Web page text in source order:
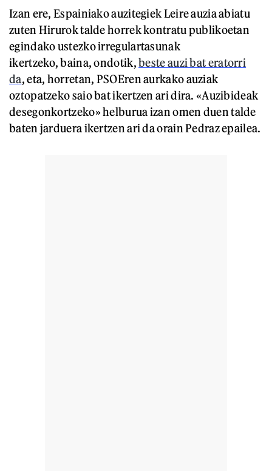
Izan ere, Espainiako auzitegiek Leire auzia abiatu
zuten Hirurok talde horrek kontratu publikoetan
egindako ustezko irregulartasunak
ikertzeko, baina, ondotik,beste auzi bat eratorri
da, eta, horretan, PSOEren aurkako auziak
oztopatzeko saio bat ikertzen ari dira. «Auzibideak
desegonkortzeko» helburua izan omen duen talde
baten jarduera ikertzen ari da orain Pedraz epailea.